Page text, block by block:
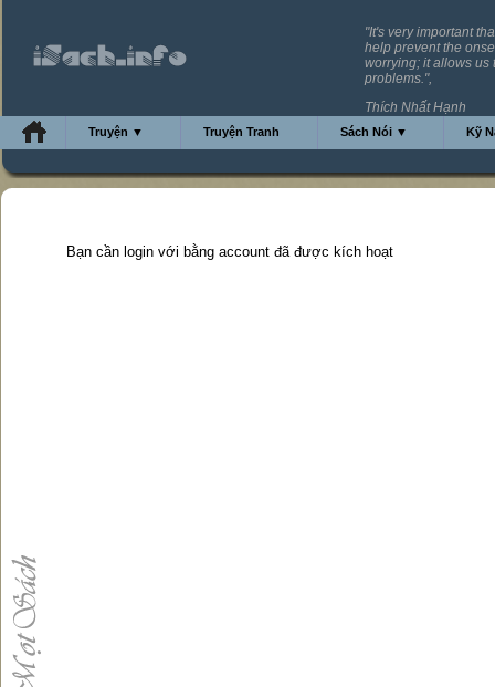
"It's very important
help prevent the
worrying; it allows us
problems.",
Thích Nhất Hạnh
Truyện ▼ Truyện Tranh Sách Nói ▼ Kỹ
Bạn cần login với bằng account đã được kích hoạt